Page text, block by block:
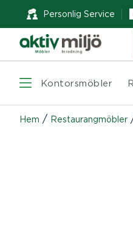
Personlig Service
Kontorsmöbler
Hem / Restaurangmöbler